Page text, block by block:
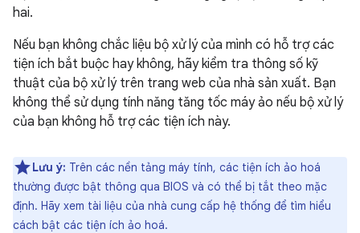
hai.
Nếu bạn không chắc liệu bộ xử lý của mình có hỗ trợ các
tiện ích bắt buộc hay không, hãy kiểm tra thông số kỹ
thuật của bộ xử lý trên trang web của nhà sản xuất. Bạn
không thể sử dụng tính năng tăng tốc máy ảo nếu bộ xử lý
của bạn không hỗ trợ các tiện ích này.
Lưu ý: Trên các nền tảng máy tính, các tiện ích ảo hoá
thường được bật thông qua BIOS và có thể bị tắt theo mặc
định. Hãy xem tài liệu của nhà cung cấp hệ thống để tìm hiểu
cách bật các tiện ích ảo hoá.